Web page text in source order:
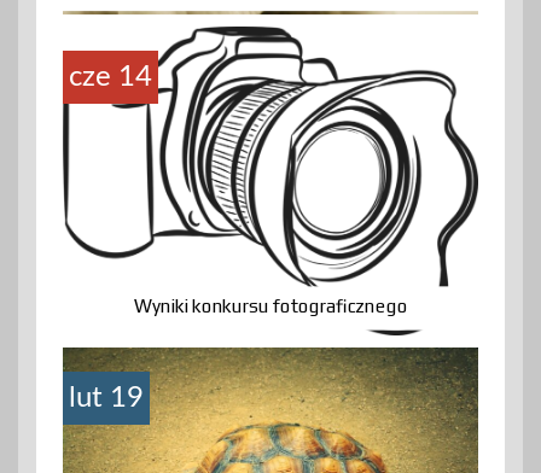
cze 14
Wyniki konkursu fotograficznego
lut 19